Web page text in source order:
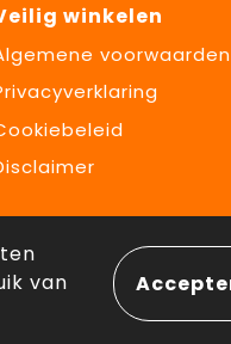
winkelen
voorwaarden
van